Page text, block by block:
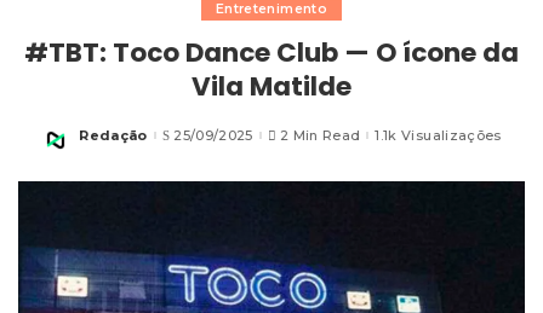
Entretenimento
#TBT: Toco Dance Club — O ícone da
Vila Matilde
Posted
Redação 25/09/2025 2 Min Read 1.1k Visualizações